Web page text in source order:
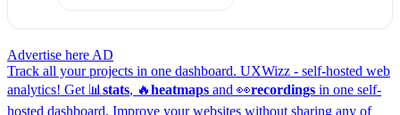
Advertise here AD
Track all your projects in one dashboard. UXWizz - self-hosted web
analytics! Get 📊 stats, 🔥heatmaps and 👀recordings in one self-
hosted dashboard. Improve your websites without sharing any of